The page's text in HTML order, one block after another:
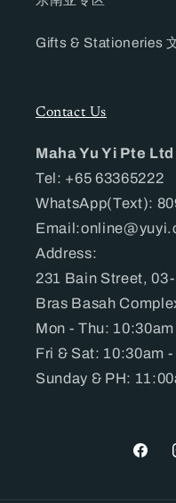
Gifts & Stationeries
Contact Us
Maha Yu Yi Pte Ltd
Tel: +65 63365222
WhatsApp(Text):
Address:
231 Bain Street,
Bras Basah
Mon - Thu:
Fri & Sat: 10:30am
Sunday & PH: